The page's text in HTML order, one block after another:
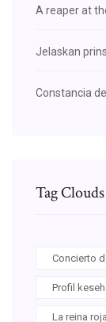
A reaper at
Jelaskan
Constancia
Tag Clouds
Concierto
Profil
La reina